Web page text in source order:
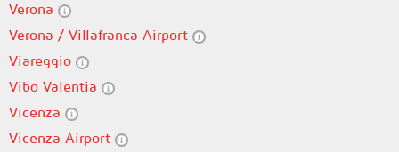
Verona
Verona / Villafranca Airport
Viareggio
Vibo Valentia
Vicenza
Vicenza Airport